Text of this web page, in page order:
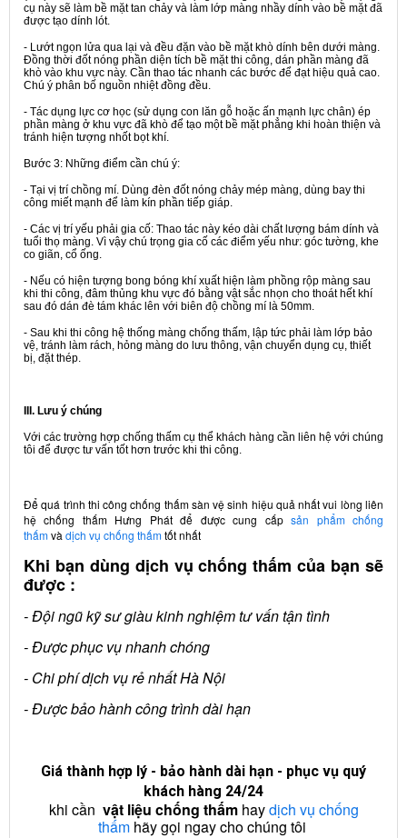
cụ này sẽ làm bề mặt tan chảy và làm lớp màng nhầy dính vào bề mặt đã
được tạo dính lót.
- Lướt ngọn lửa qua lại và đều đặn vào bề mặt khò dính bên dưới màng.
Đồng thời đốt nóng phần diện tích bề mặt thi công, dán phần màng đã
khò vào khu vực này. Cần thao tác nhanh các bước để đạt hiệu quả cao.
Chú ý phân bố nguồn nhiệt đồng đều.
- Tác dụng lực cơ học (sử dụng con lăn gỗ hoặc ấn mạnh lực chân) ép
phần màng ở khu vực đã khò để tạo một bề mặt phẳng khi hoàn thiện và
tránh hiện tượng nhốt bọt khí.
Bước 3: Những điểm cần chú ý:
- Tại vị trí chồng mí. Dùng đèn đốt nóng chảy mép màng, dùng bay thi
công miết mạnh để làm kín phần tiếp giáp.
- Các vị trí yếu phải gia cố: Thao tác này kéo dài chất lượng bám dính và
tuổi thọ màng. Vì vậy chú trọng gia cố các điểm yếu như: góc tường, khe
co giãn, cổ ống.
- Nếu có hiện tượng bong bóng khí xuất hiện làm phồng rộp màng sau
khi thi công, đâm thủng khu vực đó bằng vật sắc nhọn cho thoát hết khí
sau đó dán đè tám khác lên với biên độ chồng mí là 50mm.
- Sau khi thi công hệ thống màng chống thấm, lập tức phải làm lớp bảo
vệ, tránh làm rách, hỏng màng do lưu thông, vận chuyển dụng cụ, thiết
bị, đặt thép.
III. Lưu ý chúng
Với các trường hợp chống thấm cụ thể khách hàng cần liên hệ với chúng
tôi để được tư vấn tốt hơn trước khi thi công.
Để quá trình thi công chống thấm sàn vệ sinh hiệu quả nhất vui lòng liên
hệ chống thấm Hưng Phát để được cung cấpsản phẩm chống
thấmvà dịch vụ chống thấmtốt nhất
Khi bạn dùng dịch vụ chống thấm của bạn sẽ
được :
- Đội ngũ kỹ sư giàu kinh nghiệm tư vấn tận tình
- Được phục vụ nhanh chóng
- Chi phí dịch vụ rẻ nhất Hà Nội
- Được bảo hành công trình dài hạn
Giá thành hợp lý - bảo hành dài hạn - phục vụ quý
khách hàng 24/24
khi cần vật liệu chống thấmhaydịch vụ chống
thấmhãy gọi ngay cho chúng tôi